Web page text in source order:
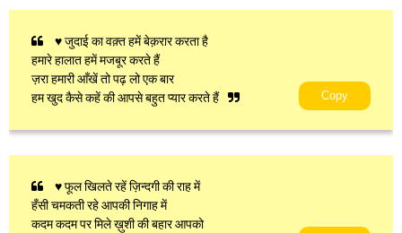
♥ जुदाई का वक़्त हमें बेक़रार करता है
हमारे हालात हमें मजबूर करते हैं
ज़रा हमारी आँखें तो पढ़ लो एक बार
हम खुद कैसे कहें की आपसे बहुत प्यार करते हैं
Copy
♥ फूल खिलते रहें ज़िन्दगी की राह में
हँसी चमकती रहे आपकी निगाह में
कदम कदम पर मिले ख़ुशी की बहार आपको